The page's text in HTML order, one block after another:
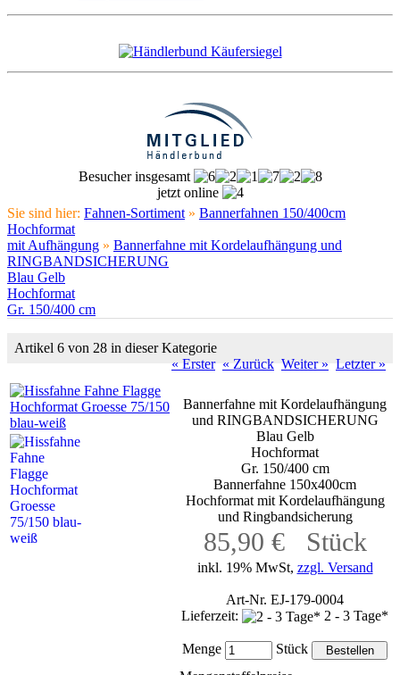
Besucher insgesamt
jetzt online
Sie sind hier: Fahnen-Sortiment » Bannerfahnen 150/400cm
Hochformat
mit Aufhängung » Bannerfahne mit Kordelaufhängung und
RINGBANDSICHERUNG
Blau Gelb
Hochformat
Gr. 150/400 cm
Artikel 6 von 28 in dieser Kategorie
« Erster « Zurück Weiter » Letzter »
Bannerfahne mit Kordelaufhängung
und RINGBANDSICHERUNG
Blau Gelb
Hochformat
Gr. 150/400 cm
Bannerfahne 150x400cm
Hochformat mit Kordelaufhängung
und Ringbandsicherung
85,90 € Stück
inkl. 19% MwSt, zzgl. Versand
Art-Nr. EJ-179-0004
Lieferzeit:
2 - 3 Tage*
Menge
Stück